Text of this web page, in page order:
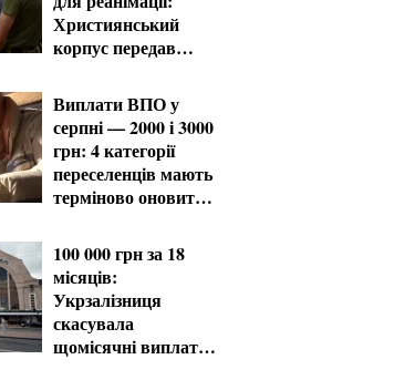
Християнський
корпус передав
Запорізький та
Покровський
напрямки
Виплати ВПО у
серпні — 2000 і 3000
грн: 4 категорії
переселенців мають
терміново оновити
100 000 грн за 18
місяців:
Укрзалізниця
скасувала
щомісячні виплати